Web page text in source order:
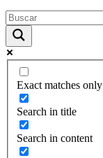
Exact matches only
Search in title
Search in content